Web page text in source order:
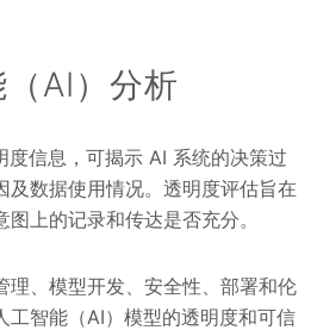
AI）分析
度信息，可揭示 AI 系统的决策过
及数据使用情况。透明度评估旨在
图上的记录和传达是否充分。
理、模型开发、安全性、部署和伦
工智能（AI）模型的透明度和可信